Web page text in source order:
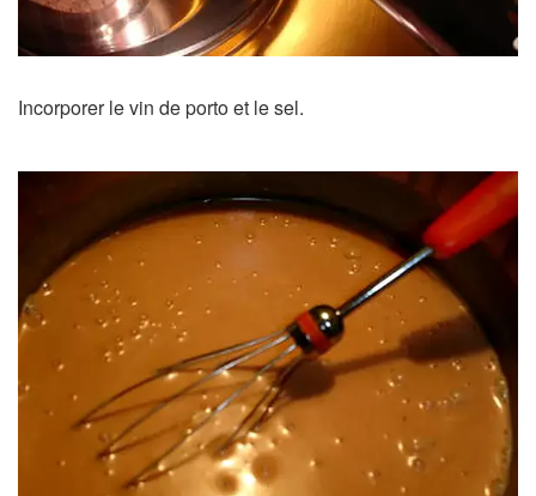
Incorporer le vin de porto et le sel.